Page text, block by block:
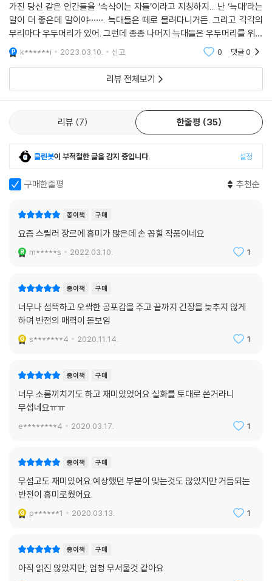
가진 당신 같은 인간들을 ‘속삭이는 자들’이라고 지칭하지... 난 ‘늑대’라는
말이 더 좋은데 말이야······. 늑대들은 떼로 몰려다니거든. 그리고 각각의
무리마다 우두머리가 있어. 그런데 종종 나머지 늑대들은 우두머리를 위해
대신 사냥을 하곤 하지.” (p.596) 《속삭이는 자》를 읽는 데 열흘쯤
k******i 2023.03.10. 신고 0 댓글0
리뷰 전체보기
리뷰 7 한줄평 35
클린봇이 부적절한 글을 감지 중입니다. 설정
구매한줄평 추천순
종이책 구매
요즘 스릴러 장르에 흥미가 많은데 손 꼽힐 작품이네요
m*****s 2022.03.10. 1
종이책 구매
너무나 섬뜩하고 오싹한 공포감을 주고 끝까지 긴장을 늦추지 않게
하며 반전의 매력이 돋보임
s*******4 2020.11.14. 1
종이책 구매
너무 소름끼치기도 하고 재미있었어요 실화를 토대로 쓴거라니
무섭네요ㅠㅠ
e********4 2020.03.17. 1
종이책 구매
무섭고도 재미있어요.예상했던 부분이 맞는것도 많았지만 거듭되는
반전이 흥미로웠어요.
p******1 2020.03.13. 1
종이책 구매
아직 읽진 않았지만, 엄청 무서울것 같아요.